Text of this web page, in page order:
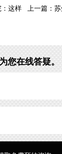
这样 上一篇：
您在线答疑。